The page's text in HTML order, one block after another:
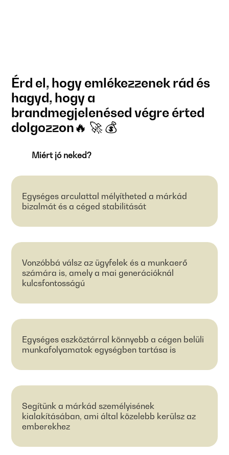
Érd el, hogy emlékezzenek rád és
hagyd, hogy a
brandmegjelenésed végre érted
dolgozzon🔥 🚀 💰
Miért jó neked?
Egységes arculattal mélyítheted a márkád
bizalmát és a céged stabilitását
Vonzóbbá válsz az ügyfelek és a munkaerő
számára is, amely a mai generációknál
kulcsfontosságú
Egységes eszköztárral könnyebb a cégen belüli
munkafolyamatok egységben tartása is
Segítünk a márkád személyisének
kialakításában, ami által közelebb kerülsz az
emberekhez